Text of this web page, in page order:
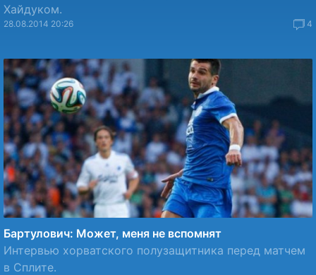
Хайдуком.
28.08.2014 20:26 4
Бартулович: Может, меня не вспомнят
Интервью хорватского полузащитника перед матчем
в Сплите.